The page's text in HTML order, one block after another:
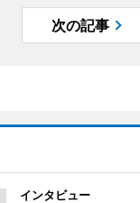
次の記事
インタビュー